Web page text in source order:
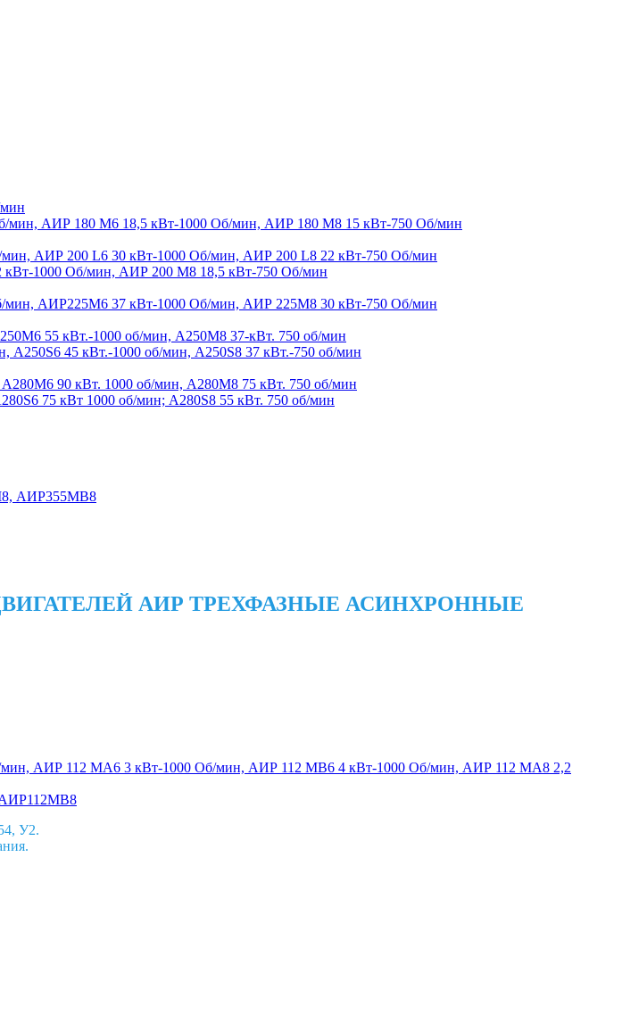
мин, АИР 180 М6 18,5 кВт-1000 Об/мин, АИР 180 М8 15 кВт-750 Об/мин
АИР 200 L6 30 кВт-1000 Об/мин, АИР 200 L8 22 кВт-750 Об/мин
1000 Об/мин, АИР 200 М8 18,5 кВт-750 Об/мин
мин, АИР225М6 37 кВт-1000 Об/мин, АИР 225М8 30 кВт-750 Об/мин
55 кВт.-1000 об/мин, A250M8 37-кВт. 750 об/мин
A250S6 45 кВт.-1000 об/мин, A250S8 37 кВт.-750 об/мин
90 кВт. 1000 об/мин, A280M8 75 кВт. 750 об/мин
75 кВт 1000 об/мин; A280S8 55 кВт. 750 об/мин
АИР355MB8
АИР ТРЕХФАЗНЫЕ АСИНХРОННЫЕ
АИР 112 МА6 3 кВт-1000 Об/мин, АИР 112 МВ6 4 кВт-1000 Об/мин, АИР 112 МА8 2,2
У2.